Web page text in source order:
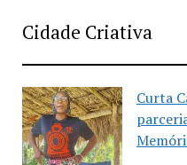
Cidade Criativa
Curta